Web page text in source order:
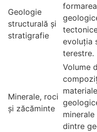
Geologie
structurală și
stratigrafie
evoluția
terestre.
Minerale, roci
și zăcăminte
Volume
dintre